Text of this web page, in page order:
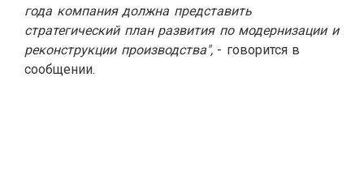
года компания должна представить
стратегический план развития по модернизации и
реконструкции производства",- говорится в
сообщении.